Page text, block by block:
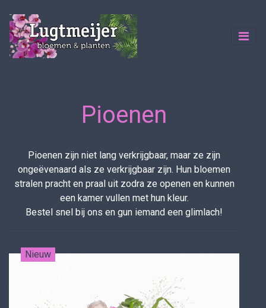
Pioenen
Pioenen zijn niet lang verkrijgbaar, maar ze zijn
ongeëvenaard als ze verkrijgbaar zijn. Hun bloemen
stralen pracht en praal uit zodra ze openen en kunnen
een kamer vullen met hun kleur.
Bestel snel bij ons en gun iemand een glimlach!
Nieuw